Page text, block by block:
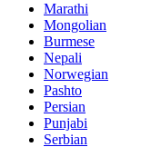
Marathi
Mongolian
Burmese
Nepali
Norwegian
Pashto
Persian
Punjabi
Serbian